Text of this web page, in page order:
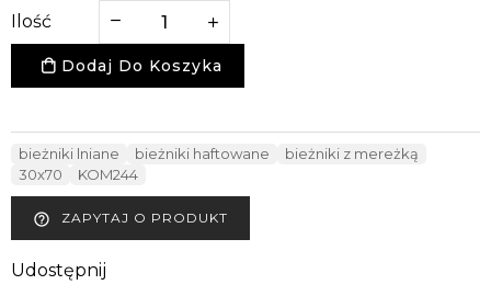
Ilość
Dodaj Do Koszyka
bieżniki lniane bieżniki haftowane
bieżniki z mereżką
30x70
KOM244
help_outline ZAPYTAJ O PRODUKT
Udostępnij